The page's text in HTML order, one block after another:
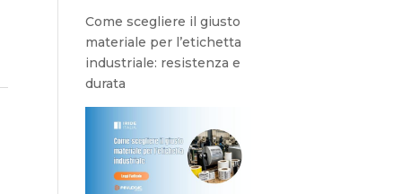
Come scegliere il giusto
materiale per l’etichetta
industriale: resistenza e
durata